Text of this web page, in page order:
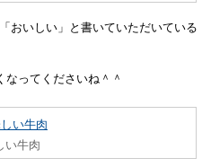
おいしい」と書いていただいている
ってくださいね＾＾
い牛肉